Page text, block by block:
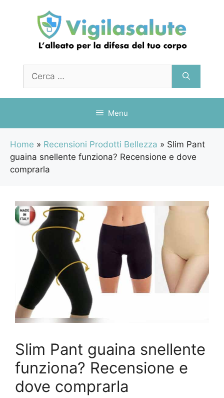
contenuto
per:
Menu
Home » Recensioni Prodotti Bellezza » Slim Pant
guaina snellente funziona? Recensione e dove
comprarla
Slim Pant guaina snellente
funziona? Recensione e
dove comprarla